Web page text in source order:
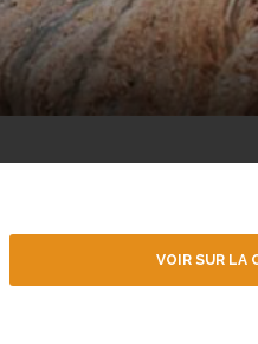
VOIR SUR LA